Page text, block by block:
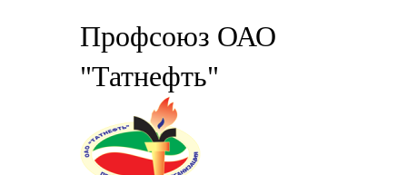
Профсоюз ОАО
"Татнефть"